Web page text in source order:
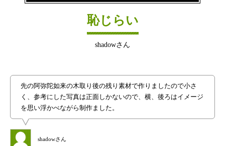
恥じらい
shadowさん
shadowさん
先の阿弥陀如来の木取り後の残り素材で作りましたので小さ
く、参考にした写真は正面しかないので、横、後ろはイメージ
を思い浮かべながら制作ました。